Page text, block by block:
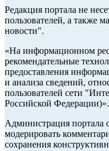
Редакция портала не
пользователей, а также
новости".
«На информационном
рекомендательные
предоставления
и анализа сведений,
пользователей сети
Российской Федерации)».
Администрация портала
модерировать
сохранения